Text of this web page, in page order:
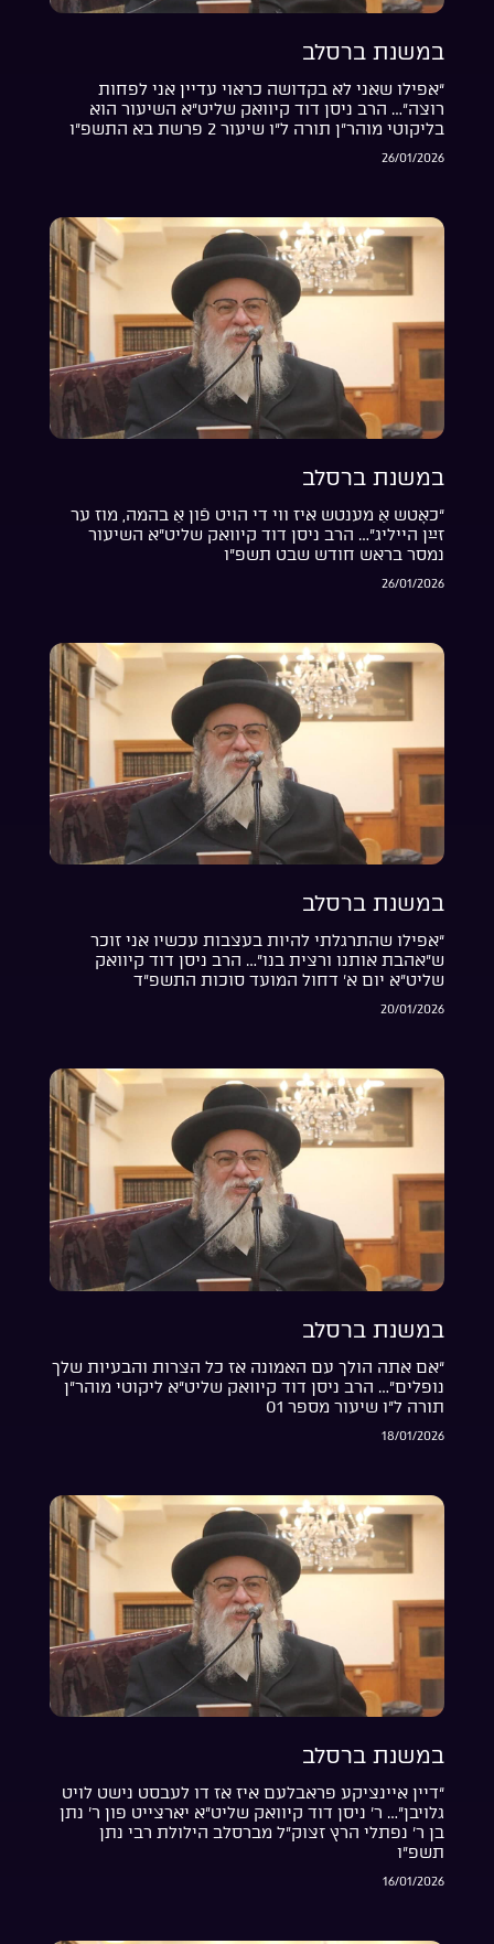
במשנת ברסלב
“אפילו שאני לא בקדושה כראוי עדיין אני לפחות
רוצה”… הרב ניסן דוד קיוואק שליט”א השיעור הוא
בליקוטי מוהר”ן תורה ל”ו שיעור 2 פרשת בא התשפ”ו
26/01/2026
במשנת ברסלב
“כאָטש אַ מענטש איז ווי די הויט פֿון אַ בהמה, מוז ער
זײַן הייליג”… הרב ניסן דוד קיוואק שליט”א השיעור
נמסר בראש חודש שבט תשפ”ו
26/01/2026
במשנת ברסלב
“אפילו שהתרגלתי להיות בעצבות עכשיו אני זוכר
ש”אהבת אותנו ורצית בנו”… הרב ניסן דוד קיוואק
שליט”א יום א’ דחול המועד סוכות התשפ”ד
20/01/2026
במשנת ברסלב
“אם אתה הולך עם האמונה אז כל הצרות והבעיות שלך
נופלים”… הרב ניסן דוד קיוואק שליט”א ליקוטי מוהר”ן
תורה ל”ו שיעור מספר 01
18/01/2026
במשנת ברסלב
“דיין איינציקע פראבלעם איז אז דו לעבסט נישט לויט
גלויבן”… ר’ ניסן דוד קיוואק שליט”א יארצייט פון ר’ נתן
בן ר’ נפתלי הרץ זצוק”ל מברסלב הילולת רבי נתן
תשפ”ו
16/01/2026